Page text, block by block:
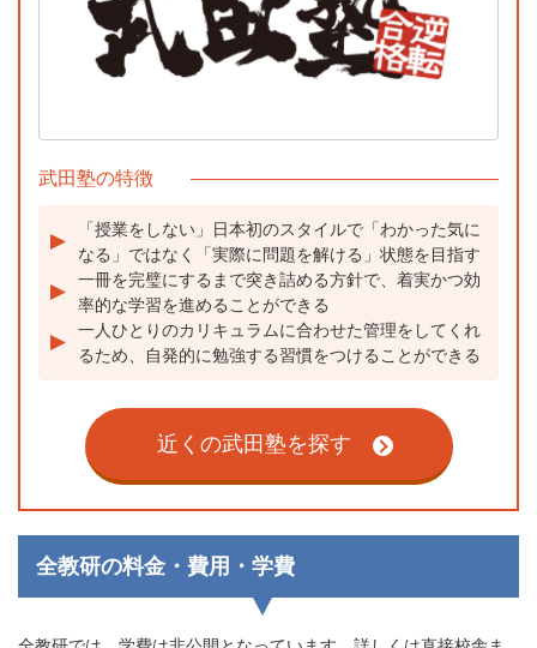
武田塾の特徴
「授業をしない」日本初のスタイルで「わかった気に
なる」ではなく「実際に問題を解ける」状態を目指す
一冊を完璧にするまで突き詰める方針で、着実かつ効
率的な学習を進めることができる
一人ひとりのカリキュラムに合わせた管理をしてくれ
るため、自発的に勉強する習慣をつけることができる
近くの武田塾を探す
全教研の料金・費用・学費